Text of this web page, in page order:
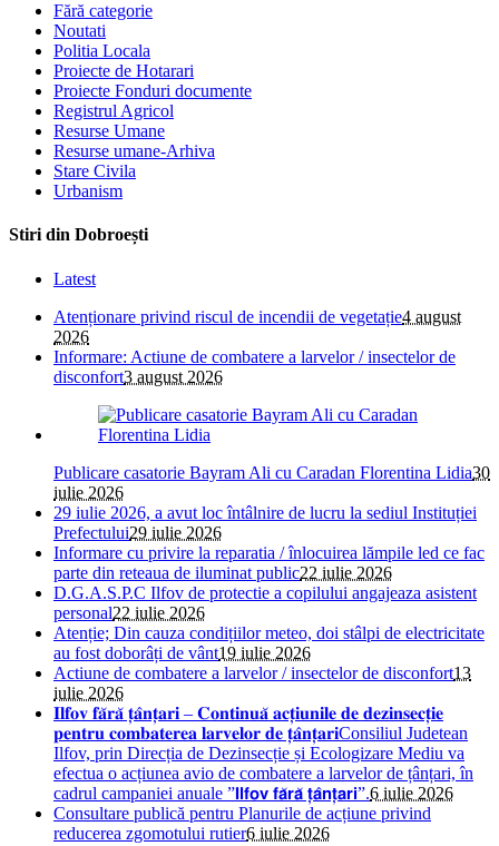
Fără categorie
Noutati
Politia Locala
Proiecte de Hotarari
Proiecte Fonduri documente
Registrul Agricol
Resurse Umane
Resurse umane-Arhiva
Stare Civila
Urbanism
Stiri din Dobroești
Latest
Atenționare privind riscul de incendii de vegetație4 august
2026
Informare: Actiune de combatere a larvelor / insectelor de
disconfort3 august 2026
Publicare casatorie Bayram Ali cu Caradan Florentina Lidia30
iulie 2026
29 iulie 2026, a avut loc întâlnire de lucru la sediul Instituției
Prefectului29 iulie 2026
Informare cu privire la reparatia / înlocuirea lămpile led ce fac
parte din reteaua de iluminat public22 iulie 2026
D.G.A.S.P.C Ilfov de protectie a copilului angajeaza asistent
personal22 iulie 2026
Atenție; Din cauza condițiilor meteo, doi stâlpi de electricitate
au fost doborâți de vânt19 iulie 2026
Actiune de combatere a larvelor / insectelor de disconfort13
iulie 2026
𝐈𝐥𝐟𝐨𝐯 𝐟𝐚̆𝐫𝐚̆ 𝐭̦𝐚̂𝐧𝐭̦𝐚𝐫𝐢 – 𝐂𝐨𝐧𝐭𝐢𝐧𝐮𝐚̆ 𝐚𝐜𝐭̦𝐢𝐮𝐧𝐢𝐥𝐞 𝐝𝐞 𝐝𝐞𝐳𝐢𝐧𝐬𝐞𝐜𝐭̦𝐢𝐞
𝐩𝐞𝐧𝐭𝐫𝐮 𝐜𝐨𝐦𝐛𝐚𝐭𝐞𝐫𝐞𝐚 𝐥𝐚𝐫𝐯𝐞𝐥𝐨𝐫 𝐝𝐞 𝐭̦𝐚̂𝐧𝐭̦𝐚𝐫𝐢Consiliul Judetean
Ilfov, prin Direcția de Dezinsecție și Ecologizare Mediu va
efectua o acțiunea avio de combatere a larvelor de țânțari, în
cadrul campaniei anuale ”𝗜𝗹𝗳𝗼𝘃 𝗳𝗮̆𝗿𝗮̆ 𝘁̦𝗮̂𝗻𝘁̦𝗮𝗿𝗶”.6 iulie 2026
Consultare publică pentru Planurile de acțiune privind
reducerea zgomotului rutier6 iulie 2026